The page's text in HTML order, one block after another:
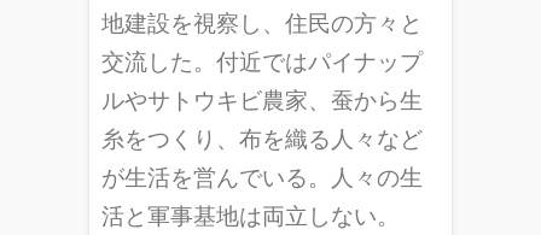
地建設を視察し、住民の方々と
交流した。付近ではパイナップ
ルやサトウキビ農家、蚕から生
糸をつくり、布を織る人々など
が生活を営んでいる。人々の生
活と軍事基地は両立しない。